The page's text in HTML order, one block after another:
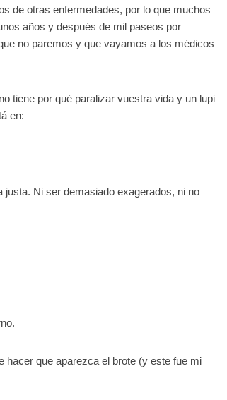
de otras enfermedades, por lo que muchos
años y después de mil paseos por
no paremos y que vayamos a los médicos
tiene por qué paralizar vuestra vida y un lupi
en:
Ni ser demasiado exagerados, ni no
que aparezca el brote (y este fue mi